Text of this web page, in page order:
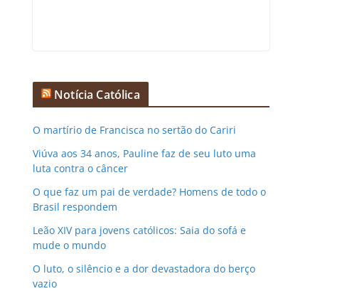
Notícia Católica
O martírio de Francisca no sertão do Cariri
Viúva aos 34 anos, Pauline faz de seu luto uma
luta contra o câncer
O que faz um pai de verdade? Homens de todo o
Brasil respondem
Leão XIV para jovens católicos: Saia do sofá e
mude o mundo
O luto, o silêncio e a dor devastadora do berço
vazio